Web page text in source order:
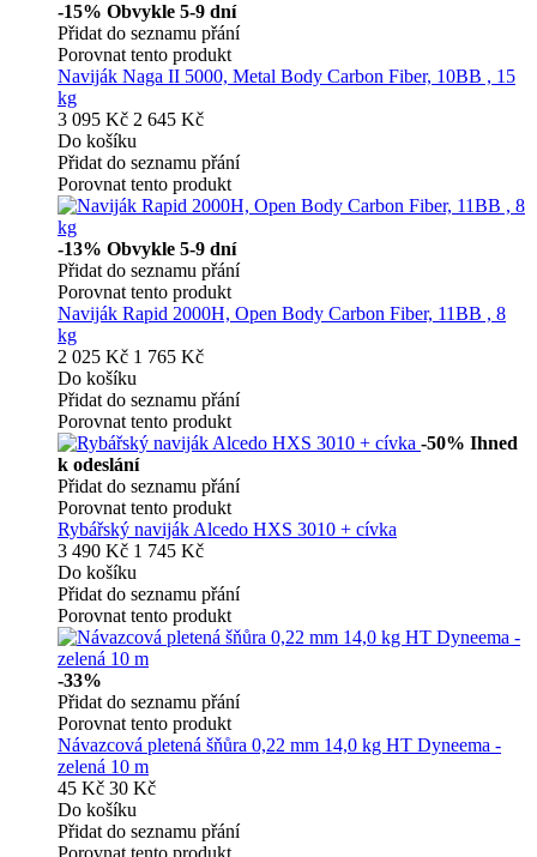
-15% Obvykle 5-9 dní
Přidat do seznamu přání
Porovnat tento produkt
Naviják Naga II 5000, Metal Body Carbon Fiber, 10BB , 15
kg
3 095 Kč 2 645 Kč
Do košíku
Přidat do seznamu přání
Porovnat tento produkt
-13% Obvykle 5-9 dní
Přidat do seznamu přání
Porovnat tento produkt
Naviják Rapid 2000H, Open Body Carbon Fiber, 11BB , 8
kg
2 025 Kč 1 765 Kč
Do košíku
Přidat do seznamu přání
Porovnat tento produkt
-50% Ihned
k odeslání
Přidat do seznamu přání
Porovnat tento produkt
Rybářský naviják Alcedo HXS 3010 + cívka
3 490 Kč 1 745 Kč
Do košíku
Přidat do seznamu přání
Porovnat tento produkt
-33%
Přidat do seznamu přání
Porovnat tento produkt
Návazcová pletená šňůra 0,22 mm 14,0 kg HT Dyneema -
zelená 10 m
45 Kč 30 Kč
Do košíku
Přidat do seznamu přání
Porovnat tento produkt